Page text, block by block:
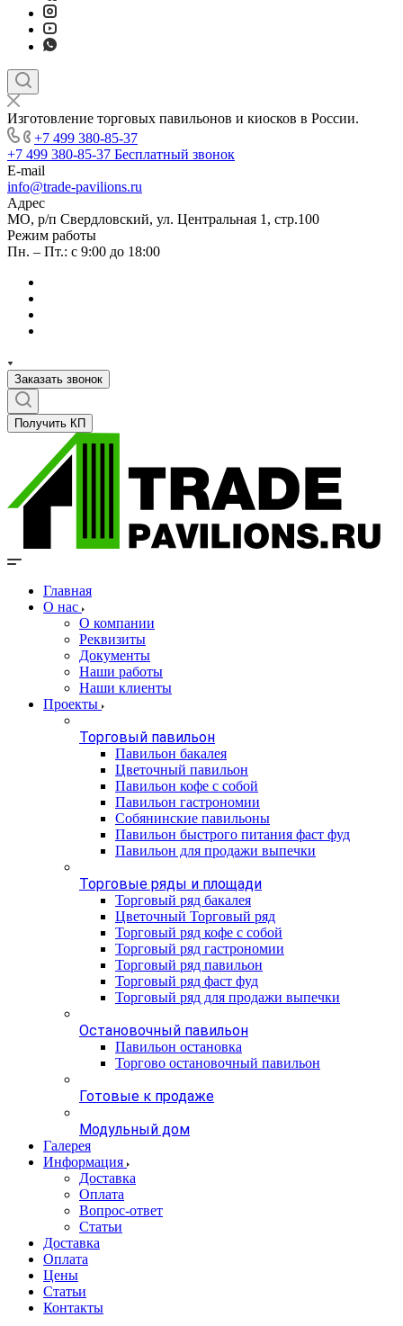
Изготовление торговых павильонов и киосков в России.
+7 499 380-85-37
+7 499 380-85-37 Бесплатный звонок
E-mail
info@trade-pavilions.ru
Адрес
МО, р/п Свердловский, ул. Центральная 1, стр.100
Режим работы
Пн. – Пт.: с 9:00 до 18:00
Заказать звонок
Получить КП
Главная
О нас
О компании
Реквизиты
Документы
Наши работы
Наши клиенты
Проекты
Торговый павильон
Павильон бакалея
Цветочный павильон
Павильон кофе с собой
Павильон гастрономии
Собянинские павильоны
Павильон быстрого питания фаст фуд
Павильон для продажи выпечки
Торговые ряды и площади
Торговый ряд бакалея
Цветочный Торговый ряд
Торговый ряд кофе с собой
Торговый ряд гастрономии
Торговый ряд павильон
Торговый ряд фаст фуд
Торговый ряд для продажи выпечки
Остановочный павильон
Павильон остановка
Торгово остановочный павильон
Готовые к продаже
Модульный дом
Галерея
Информация
Доставка
Оплата
Вопрос-ответ
Статьи
Доставка
Оплата
Цены
Статьи
Контакты